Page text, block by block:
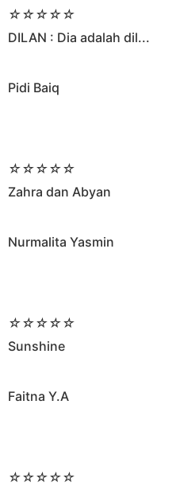
☆☆☆☆☆
DILAN : Dia adalah dil...
Pidi Baiq
☆☆☆☆☆
Zahra dan Abyan
Nurmalita Yasmin
☆☆☆☆☆
Sunshine
Faitna Y.A
☆☆☆☆☆